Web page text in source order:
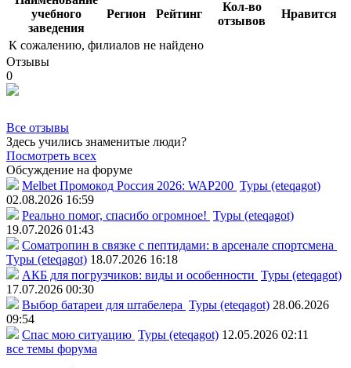
учебного
заведения
Регион Рейтинг
Кол-во
отзывов
Нравится
К сожалению, филиалов не найдено
Отзывы
0
Все отзывы
Здесь учились знаменитые люди?
Посмотреть всех
Обсуждение на форуме
Melbet Промокод Россия 2026: WAP200 Туры (eteqagot)
02.08.2026 16:59
Реально помог, спасибо огромное! Туры (eteqagot)
19.07.2026 01:43
Соматропин в связке с пептидами: в арсенале спортсмена
Туры (eteqagot) 18.07.2026 16:18
АКБ для погрузчиков: виды и особенности Туры (eteqagot)
17.07.2026 00:30
Выбор батареи для штабелера Туры (eteqagot) 28.06.2026
09:54
Спас мою ситуацию Туры (eteqagot) 12.05.2026 02:11
все темы форума